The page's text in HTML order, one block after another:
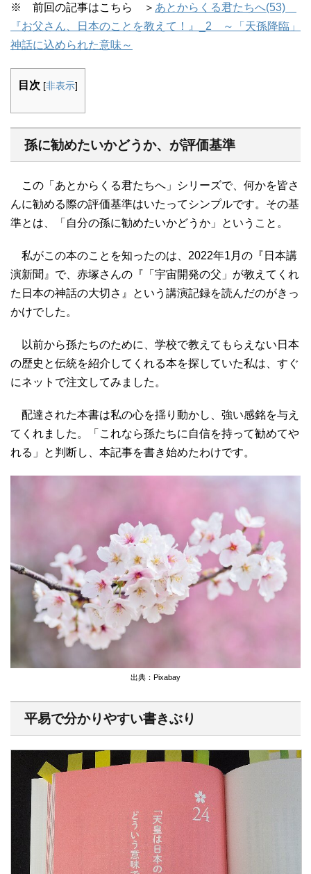
※ 前回の記事はこちら ＞ あとからくる君たちへ(53)
『お父さん、日本のことを教えて！』_2 ～「天孫降臨」
神話に込められた意味～
目次 [非表示]
孫に勧めたいかどうか、が評価基準
この「あとからくる君たちへ」シリーズで、何かを皆さ
んに勧める際の評価基準はいたってシンプルです。その基
準とは、「自分の孫に勧めたいかどうか」ということ。
私がこの本のことを知ったのは、2022年1月の『日本講
演新聞』で、赤塚さんの『「宇宙開発の父」が教えてくれ
た日本の神話の大切さ』という講演記録を読んだのがきっ
かけでした。
以前から孫たちのために、学校で教えてもらえない日本
の歴史と伝統を紹介してくれる本を探していた私は、すぐ
にネットで注文してみました。
配達された本書は私の心を揺り動かし、強い感銘を与え
てくれました。「これなら孫たちに自信を持って勧めてや
れる」と判断し、本記事を書き始めたわけです。
出典：Pixabay
平易で分かりやすい書きぶり